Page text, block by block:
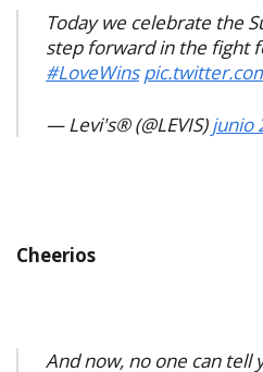
Today we celebrate the
step forward in the fight
#LoveWins
— Levi's® (@LEVIS)junio
Cheerios
And now, no one can tell